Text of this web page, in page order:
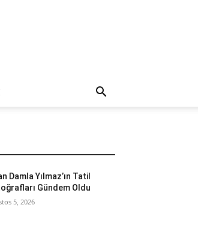
Damla Yılmaz’ın Tatil
Gündem Oldu
5, 2026